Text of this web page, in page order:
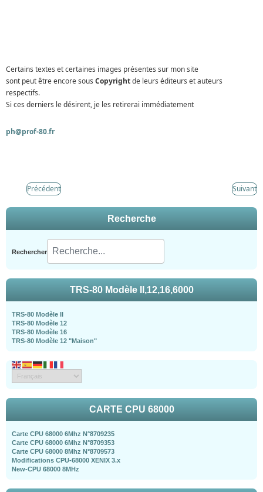
Certains textes et certaines images présentes sur mon site
sont peut être encore sous Copyrightde leurs éditeurs et auteurs
respectifs.
Si ces derniers le désirent, je les retirerai immédiatement
ph@prof-80.fr
Précédent Suivant
Recherche
Rechercher
TRS-80 Modèle II,12,16,6000
TRS-80 Modèle II
TRS-80 Modèle 12
TRS-80 Modèle 16
TRS-80 Modèle 12 "Maison"
CARTE CPU 68000
Carte CPU 68000 6Mhz N°8709235
Carte CPU 68000 6Mhz N°8709353
Carte CPU 68000 8Mhz N°8709573
Modifications CPU-68000 XENIX 3.x
New-CPU 68000 8MHz